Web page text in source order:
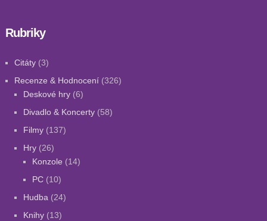
Rubriky
Citáty(3)
Recenze & Hodnocení(326)
Deskové hry(6)
Divadlo & Koncerty(58)
Filmy(137)
Hry(26)
Konzole (14)
PC(10)
Hudba (24)
Knihy(13)